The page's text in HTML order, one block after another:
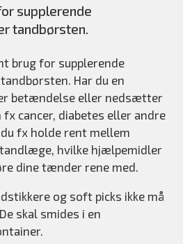
MEDLEM
supplerende
tandbørsten.
brug for supplerende
Har du en
betændelse eller nedsætter
cancer, diabetes eller andre
fx holde rent mellem
hvilke hjælpemidler
dine tænder rene med.
og soft picks ikke må
skal smides i en